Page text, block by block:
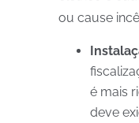
ou cause
é mais
deve